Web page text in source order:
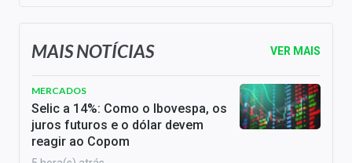
MAIS NOTÍCIAS VER MAIS
MERCADOS
Selic a 14%: Como o Ibovespa, os
juros futuros e o dólar devem
reagir ao Copom